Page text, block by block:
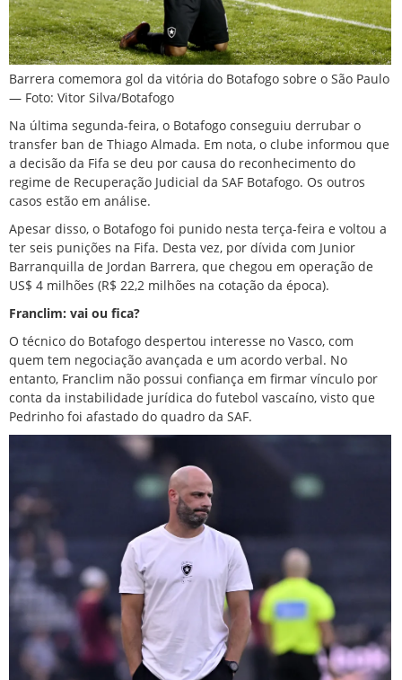
Barrera comemora gol da vitória do Botafogo sobre o São Paulo
— Foto: Vitor Silva/Botafogo
Na última segunda-feira, o Botafogo conseguiu derrubar o
transfer ban de Thiago Almada. Em nota, o clube informou que
a decisão da Fifa se deu por causa do reconhecimento do
regime de Recuperação Judicial da SAF Botafogo. Os outros
casos estão em análise.
Apesar disso, o Botafogo foi punido nesta terça-feira e voltou a
ter seis punições na Fifa. Desta vez, por dívida com Junior
Barranquilla de Jordan Barrera, que chegou em operação de
US$ 4 milhões (R$ 22,2 milhões na cotação da época).
Franclim: vai ou fica?
O técnico do Botafogo despertou interesse no Vasco, com
quem tem negociação avançada e um acordo verbal. No
entanto, Franclim não possui confiança em firmar vínculo por
conta da instabilidade jurídica do futebol vascaíno, visto que
Pedrinho foi afastado do quadro da SAF.